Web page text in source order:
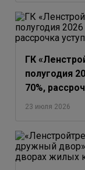
ГК
полугодия
70%,
23 июля 2026